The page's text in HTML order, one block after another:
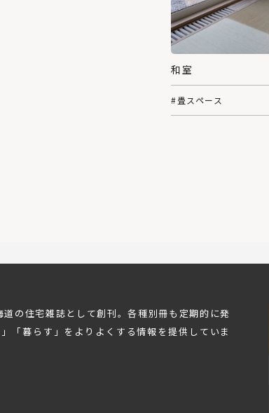
和室
#畳スペース
の住宅雑誌として創刊。各種別冊も定期的に発
「暮らす」をよりよくする情報を提供していま